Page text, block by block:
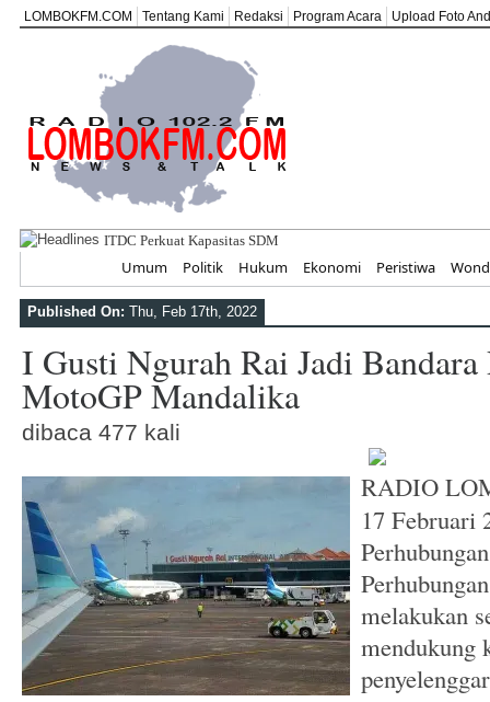
LOMBOKFM.COM Tentang Kami Redaksi Program Acara Upload Foto
ITDC Perkuat Kapasitas SDM dan UMKM untuk Pariwi
Umum Politik Hukum Ekonomi Peristiwa
Published On: Thu, Feb 17th, 2022
I Gusti Ngurah Rai Jadi Bandara
MotoGP Mandalika
dibaca 477 kali
RADIO
17 Februari
melakukan
mendukung